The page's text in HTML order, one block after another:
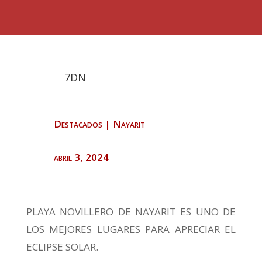
7DN
Destacados | Nayarit
abril 3, 2024
PLAYA NOVILLERO DE NAYARIT ES UNO DE
LOS MEJORES LUGARES PARA APRECIAR EL
ECLIPSE SOLAR.